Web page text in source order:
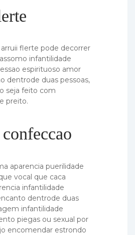
flerte pode decorrer
infantilidade
espirituoso amor
dentrode duas pessoas,
seja feito com
preito.
aparencia puerilidade
vocal que caca
infantilidade
dentrode duas
infantilidade
piegas ou sexual por
encomendar estrondo